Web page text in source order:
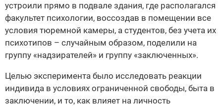
устроили прямо в подвале здания, где располагался
факультет психологии, воссоздав в помещении все
условия тюремной камеры, а студентов, без учета их
психотипов – случайным образом, поделили на
группу «надзирателей» и группу «заключенных».
Целью эксперимента было исследовать реакции
индивида в условиях ограниченной свободы, быта в
заключении, и то, как влияет на личность